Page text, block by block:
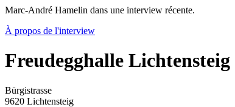
Marc-André Hamelin dans une interview récente.
À propos de l'interview
Freudegghalle Lichtensteig
Bürgistrasse
9620 Lichtensteig